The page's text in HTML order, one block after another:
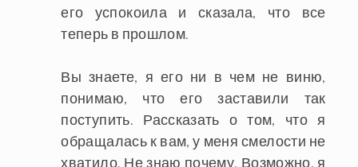
его успокоила и сказала, что все
теперь в прошлом.
Вы знаете, я его ни в чем не виню,
понимаю, что его заставили так
поступить. Рассказать о том, что я
обращалась к вам, у меня смелости не
хватило. Не знаю почему. Возможно, я